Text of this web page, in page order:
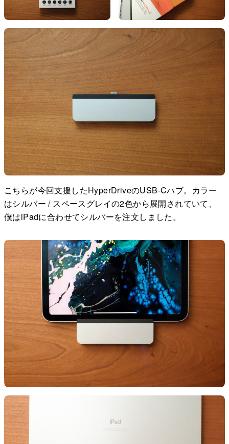
こちらが今回支援したHyperDriveのUSB-Cハブ。カラー
はシルバー / スペースグレイの2色から展開されていて、
僕はiPadに合わせてシルバーを注文しました。